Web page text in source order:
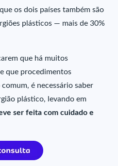
os dois países também são
plásticos — mais de 30%
que há muitos
que procedimentos
é necessário saber
plástico, levando em
ser feita com cuidado e